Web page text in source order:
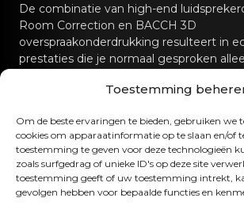
Toestemming
Om de beste ervaringen te bieden, gebruiken we
cookies om apparaatinformatie op te slaan en/of
toestemming te geven voor deze technologieën
zoals surfgedrag of unieke ID's op deze site
toestemming geeft of uw toestemming intrekt,
gevolgen hebben voor bepaalde functies en
De combinatie van high-end
Room Correction en BACCH 3D
overspraakonderdrukking resulteert in
prestaties die je normaal gesproken
hello@canvashifi.com Bel +45 29
CANVAS HiFi ApS
Flade Engvej 4